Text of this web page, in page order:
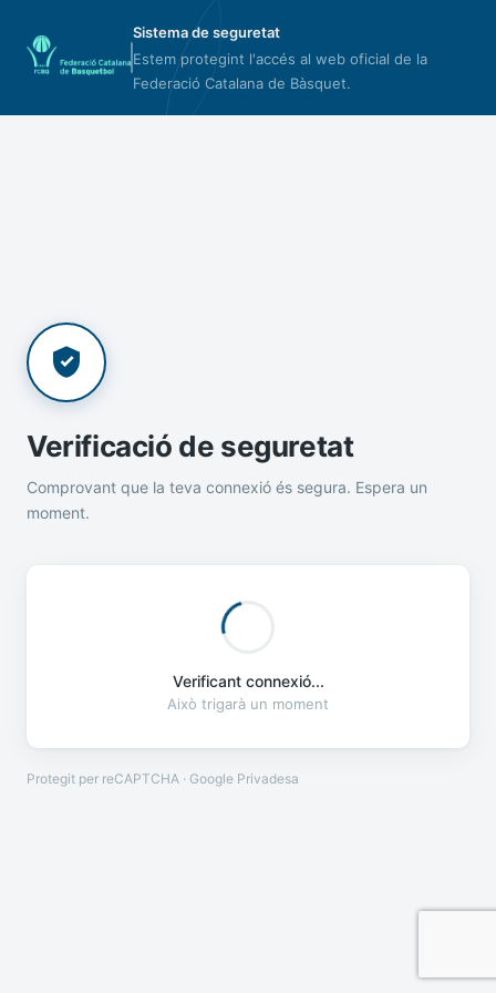
Sistema de seguretat
Estem protegint l'accés al web oficial de la
Federació Catalana de Bàsquet.
Verificació de seguretat
Comprovant que la teva connexió és segura. Espera un
moment.
Verificant connexió...
Això trigarà un moment
Protegit per reCAPTCHA · Google Privadesa